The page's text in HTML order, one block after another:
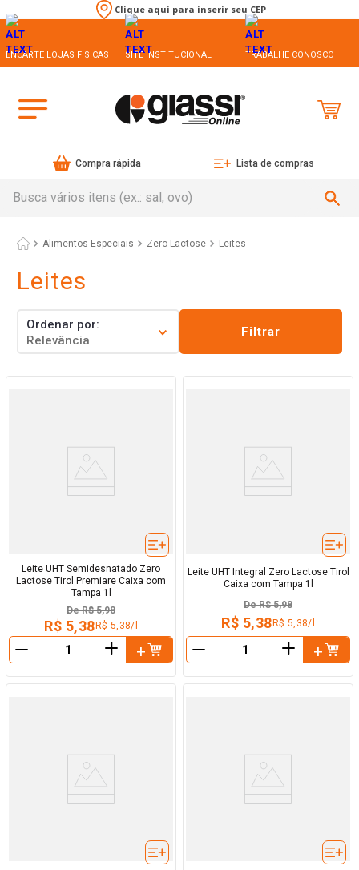
Clique aqui para inserir seu CEP
ENCARTE LOJAS FÍSICAS SITE INSTITUCIONAL TRABALHE CONOSCO
Compra rápida Lista de compras
Alimentos Especiais Zero Lactose Leites
Leites
Ordenar por
Relevância
Filtrar
Leite UHT Semidesnatado Zero
Lactose Tirol Premiare Caixa com
Tampa 1l
De R$ 5,98
R$ 5,38 R$ 5,38/l
＋
Leite UHT Integral Zero Lactose Tirol
Caixa com Tampa 1l
De R$ 5,98
R$ 5,38R$ 5,38/l
＋